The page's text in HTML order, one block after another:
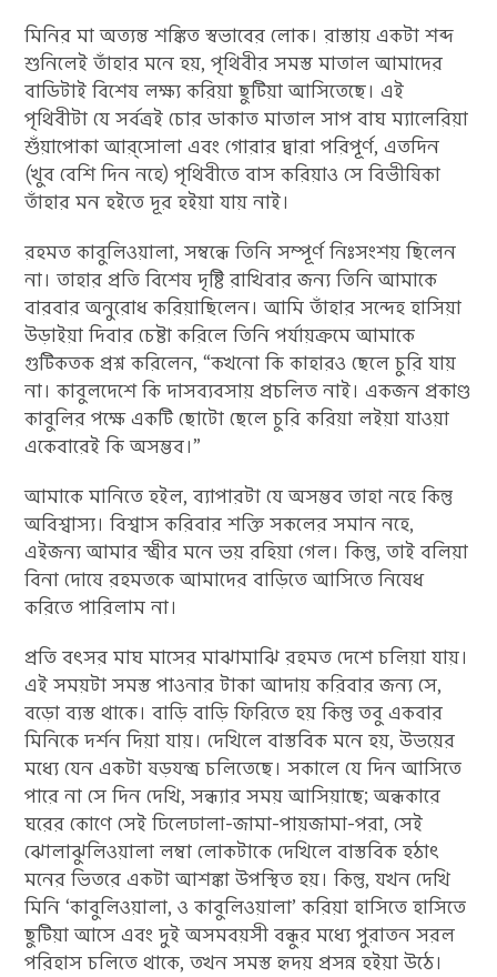
মিনির মা অত্যন্ত শঙ্কিত স্বভাবের লোক। রাস্তায় একটা শব্দ
শুনিলেই তাঁহার মনে হয়, পৃথিবীর সমস্ত মাতাল আমাদের
বাডিটাই বিশেষ লক্ষ্য করিয়া ছুটিয়া আসিতেছে। এই
পৃথিবীটা যে সর্বত্রই চোর ডাকাত মাতাল সাপ বাঘ ম্যালেরিয়া
শুঁয়াপোকা আর্‌সোলা এবং গোরার দ্বারা পরিপূর্ণ, এতদিন
(খুব বেশি দিন নহে) পৃথিবীতে বাস করিয়াও সে বিভীষিকা
তাঁহার মন হইতে দূর হইয়া যায় নাই।
রহমত কাবুলিওয়ালা, সম্বন্ধে তিনি সম্পূর্ণ নিঃসংশয় ছিলেন
না। তাহার প্রতি বিশেষ দৃষ্টি রাখিবার জন্য তিনি আমাকে
বারবার অনুরোধ করিয়াছিলেন। আমি তাঁহার সন্দেহ হাসিয়া
উড়াইয়া দিবার চেষ্টা করিলে তিনি পর্যায়ক্রমে আমাকে
গুটিকতক প্রশ্ন করিলেন, “কখনো কি কাহারও ছেলে চুরি যায়
না। কাবুলদেশে কি দাসব্যবসায় প্রচলিত নাই। একজন প্রকাণ্ড
কাবুলির পক্ষে একটি ছোটো ছেলে চুরি করিয়া লইয়া যাওয়া
একেবারেই কি অসম্ভব।”
আমাকে মানিতে হইল, ব্যাপারটা যে অসম্ভব তাহা নহে কিন্তু
অবিশ্বাস্য। বিশ্বাস করিবার শক্তি সকলের সমান নহে,
এইজন্য আমার স্ত্রীর মনে ভয় রহিয়া গেল। কিন্তু, তাই বলিয়া
বিনা দোষে রহমতকে আমাদের বাড়িতে আসিতে নিষেধ
করিতে পারিলাম না।
প্রতি বৎসর মাঘ মাসের মাঝামাঝি রহমত দেশে চলিয়া যায়।
এই সময়টা সমস্ত পাওনার টাকা আদায় করিবার জন্য সে,
বড়ো ব্যস্ত থাকে। বাড়ি বাড়ি ফিরিতে হয় কিন্তু তবু একবার
মিনিকে দর্শন দিয়া যায়। দেখিলে বাস্তবিক মনে হয়, উভয়ের
মধ্যে যেন একটা ষড়যন্ত্র চলিতেছে। সকালে যে দিন আসিতে
পারে না সে দিন দেখি, সন্ধ্যার সময় আসিয়াছে; অন্ধকারে
ঘরের কোণে সেই ঢিলেঢালা-জামা-পায়জামা-পরা, সেই
ঝোলাঝুলিওয়ালা লম্বা লোকটাকে দেখিলে বাস্তবিক হঠাৎ
মনের ভিতরে একটা আশঙ্কা উপস্থিত হয়। কিন্তু, যখন দেখি
মিনি ‘কাবুলিওয়ালা, ও কাবুলিওয়ালা’ করিয়া হাসিতে হাসিতে
ছুটিয়া আসে এবং দুই অসমবয়সী বন্ধুর মধ্যে পুরাতন সরল
পরিহাস চলিতে থাকে, তখন সমস্ত হৃদয় প্রসন্ন হইয়া উঠে।